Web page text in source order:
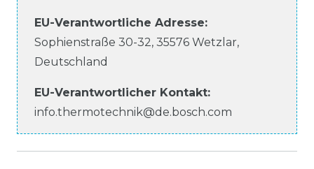
EU-Verantwortliche Adresse:
Sophienstraße 30-32, 35576 Wetzlar,
Deutschland
EU-Verantwortlicher Kontakt:
info.thermotechnik@de.bosch.com